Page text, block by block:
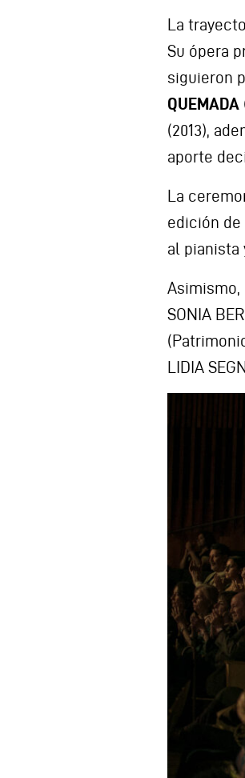
La
Su ópera
siguieron
QUEMADA
(2013),
aporte
La
edición de
al pianista
Asimismo,
SONIA
LIDIA